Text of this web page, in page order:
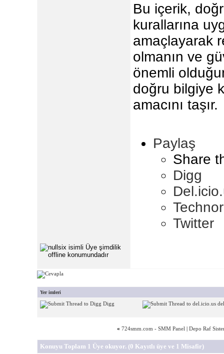
Bu içerik,
kurallarına
amaçlayarak
olmanın ve
önemli
doğru bilgiye
amacını taşır.
Paylaş
Share
Digg
Twitter
Yer imleri
Digg
« 724smm.com - SMM Panel | Depo Raf
Konuyu Toplam 1 Üye okuyor. (0 Kayıtlı üye ve 1 Misafir)